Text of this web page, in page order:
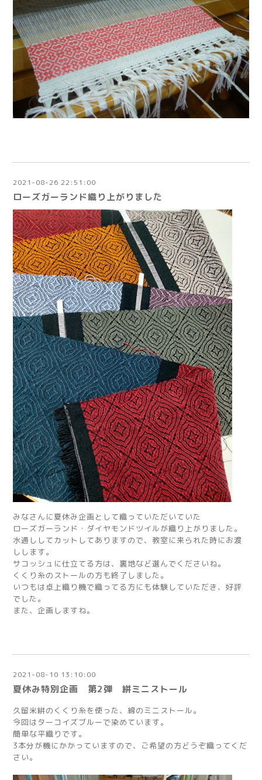
2021-08-26 22:51:00
ローズガーランド織り上がりました
みなさんに夏休み企画として織っていただいていた
ローズガーランド・ダイヤモンドツイルが織り上がりました。
水通ししてカットしてありますので、教室に来られた時にお渡
しします。
サコッシュに仕立てる方は、裏地など選んでくださいね。
くくり糸のストールの方も終了しました。
いつもは卓上織り機で織ってる方にも体験していただき、好評
でした。
また、企画しますね。
2021-08-10 13:10:00
夏休み特別企画 第2弾 絣ミニストール
久留米絣のくくり糸を使った、綿のミニストール。
今回はターコイズブルーで染めています。
簡単な平織りです。
3本分が機にかかっていますので、ご希望の方どうぞ織ってくだ
さい。